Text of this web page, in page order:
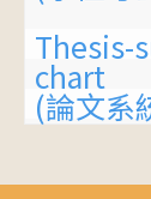
Thesis-
chart
(論文系